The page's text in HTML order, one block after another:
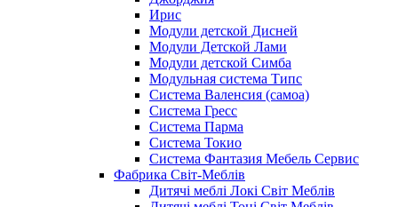
Ирис
Модули детской Дисней
Модули Детской Лами
Модули детской Симба
Модульная система Типс
Система Валенсия (самоа)
Система Гресс
Система Парма
Система Токио
Система Фантазия Мебель Сервис
Фабрика Світ-Меблів
Дитячі меблі Локі Світ Меблів